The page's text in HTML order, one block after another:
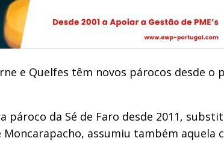
e Quelfes têm novos párocos desde o
da Sé de Faro desde 2011,
assumiu também